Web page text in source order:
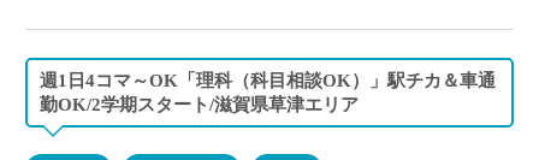
週1日4コマ～OK「理科（科目相談OK）」駅チカ＆車通
勤OK/2学期スタート/滋賀県草津エリア